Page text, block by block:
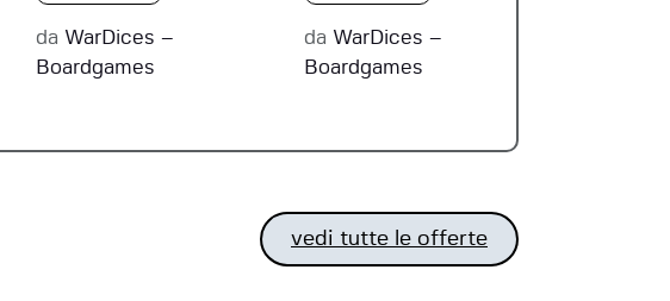
da WarDices –
Boardgames
da WarDices –
Boardgames
vedi tutte le offerte